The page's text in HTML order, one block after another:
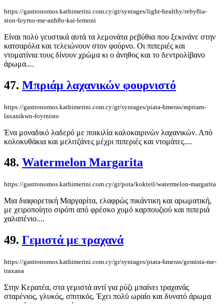
https://gastronomos.kathimerini.com.cy/gr/syntages/light-healthy/reby8ia-
ston-foyrno-me-anh8o-kai-lemoni
Είναι πολύ γευστικά αυτά τα λεμονάτα ρεβύθια που ξεκινάνε στην
κατσαρόλα και τελειώνουν στον φούρνο. Οι πιπεριές και
ντοματίνια τους δίνουν χρώμα κι ο άνηθος και το δεντρολίβανο
άρωμα....
47. Μπριάμ λαχανικών φουρνιστό
https://gastronomos.kathimerini.com.cy/gr/syntages/piata-hmeras/mpriam-
laxanikwn-foyrnisto
Ένα μοναδικό λαδερό με ποικιλία καλοκαιρινών λαχανικών. Από
κολοκυθάκια και μελιτζάνες μέχρι πιπεριές και ντομάτες....
48. Watermelon Margarita
https://gastronomos.kathimerini.com.cy/gr/pota/kokteil/watermelon-margarita
Μια διαφορετική Μαργαρίτα, ελαφρώς πικάντικη και αρωματική,
με χειροποίητο σιρόπι από φρέσκο χυμό καρπουζιού και πιπεριά
χαλαπένιο....
49. Γεμιστά με τραχανά
https://gastronomos.kathimerini.com.cy/gr/syntages/piata-hmeras/gemista-me-
traxana
Στην Κερατέα, στα γεμιστά αντί για ρύζι μπαίνει τραχανάς
σταρένιος, γλυκός, σπιτικός. Έχει πολύ ωραίο και δυνατό άρωμα